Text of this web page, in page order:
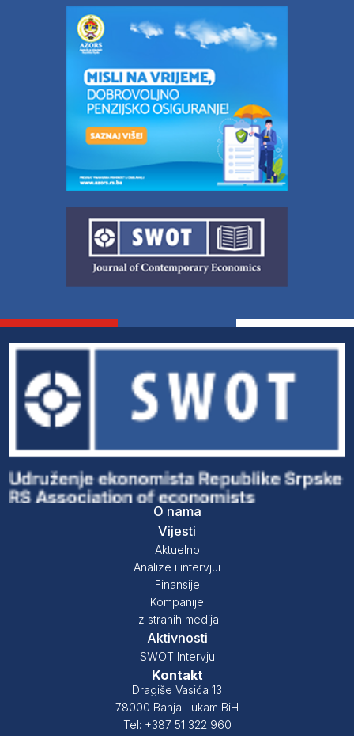
O nama
Vijesti
Aktuelno
Analize i intervjui
Finansije
Kompanije
Iz stranih medija
Aktivnosti
SWOT Intervju
Kontakt
Dragiše Vasića 13
78000 Banja Lukam BiH
Tel: +387 51 322 960